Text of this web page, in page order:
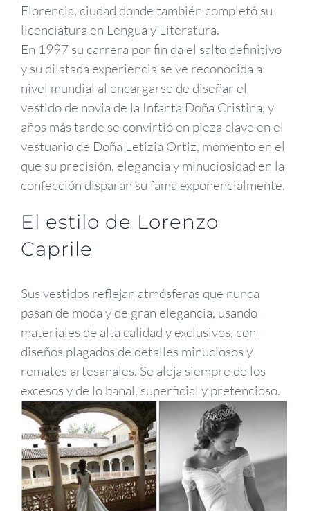
Florencia, ciudad donde también completó su
licenciatura en Lengua y Literatura.
En 1997 su carrera por fin da el salto definitivo
y su dilatada experiencia se ve reconocida a
nivel mundial al encargarse de diseñar el
vestido de novia de la Infanta Doña Cristina, y
años más tarde se convirtió en pieza clave en el
vestuario de Doña Letizia Ortiz, momento en el
que su precisión, elegancia y minuciosidad en la
confección disparan su fama exponencialmente.
El estilo de Lorenzo
Caprile
Sus vestidos reflejan atmósferas que nunca
pasan de moda y de gran elegancia, usando
materiales de alta calidad y exclusivos, con
diseños plagados de detalles minuciosos y
remates artesanales. Se aleja siempre de los
excesos y de lo banal, superficial y pretencioso.